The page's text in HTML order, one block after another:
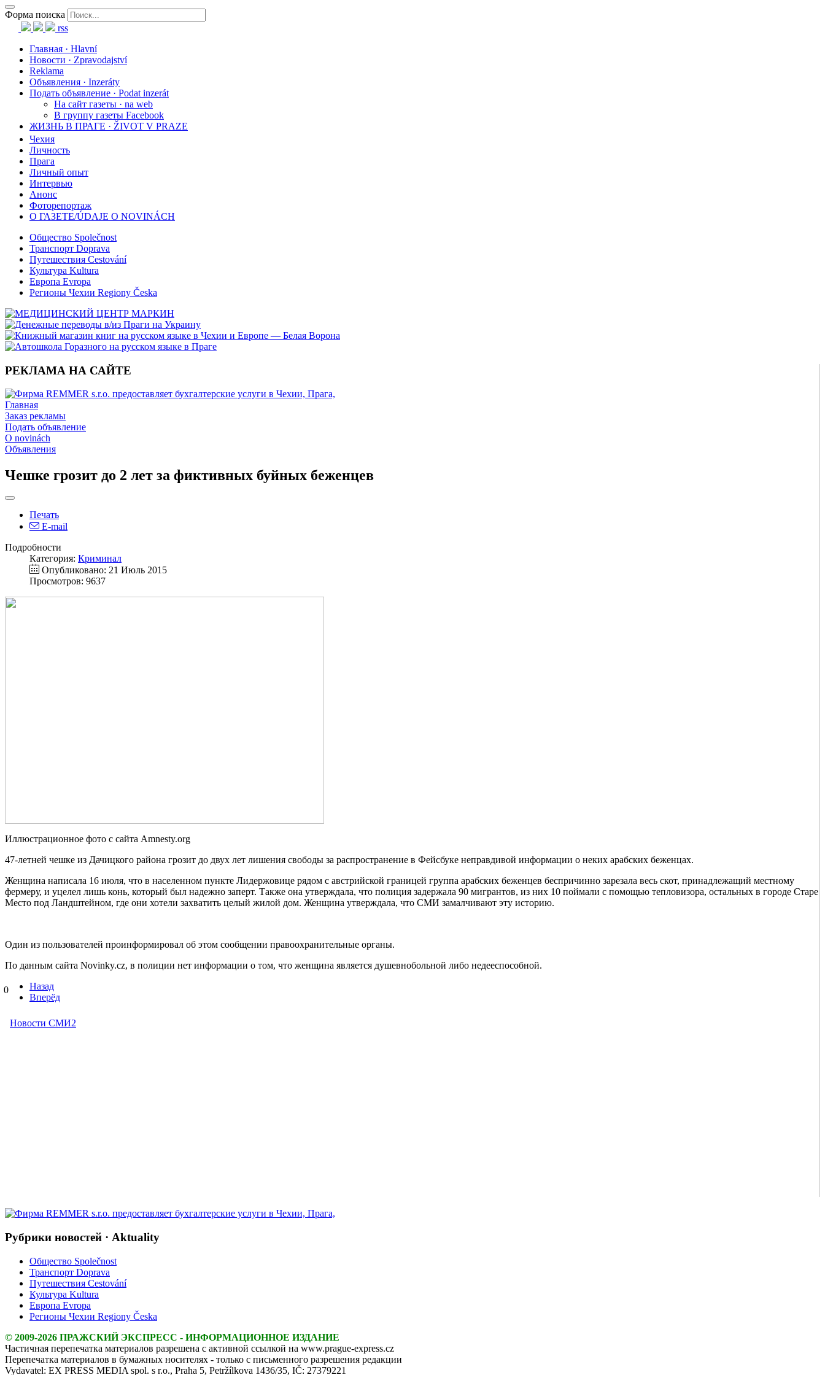
Форма поиска
rss
Главная · Hlavní
Новости · Zpravodajství
Reklama
Объявления · Inzeráty
Подать объявление · Podat inzerát
На сайт газеты · na web
В группу газеты Facebook
ЖИЗНЬ В ПРАГЕ · ŽIVOT V PRAZE
Чехия
Личность
Прага
Личный опыт
Интервью
Анонс
Фоторепортаж
О ГАЗЕТЕ/ÚDAJE O NOVINÁCH
Общество Společnost
Транспорт Doprava
Путешествия Cestování
Культура Kultura
Европа Evropa
Регионы Чехии Regiony Česka
РЕКЛАМА НА САЙТЕ
Главная
Заказ рекламы
Подать объявление
O novinách
Объявления
Чешке грозит до 2 лет за фиктивных буйных беженцев
Печать
E-mail
Подробности
Категория: Криминал
Опубликовано: 21 Июль 2015
Просмотров: 9637
Иллюстрационное фото с сайта Amnesty.org
47-летней чешке из Дачицкого района грозит до двух лет лишения свободы за распространение в Фейсбуке неправдивой информации о неких арабских беженцах.
Женщина написала 16 июля, что в населенном пункте Лидержовице рядом с австрийской границей группа арабских беженцев беспричинно зарезала весь скот, принадлежащий местному
фермеру, и уцелел лишь конь, который был надежно заперт. Также она утверждала, что полиция задержала 90 мигрантов, из них 10 поймали с помощью тепловизора, остальных в городе Старе
Место под Ландштейном, где они хотели захватить целый жилой дом. Женщина утверждала, что СМИ замалчивают эту историю.
Один из пользователей проинформировал об этом сообщении правоохранительные органы.
По данным сайта Novinky.cz, в полиции нет информации о том, что женщина является душевнобольной либо недееспособной.
0
Назад
Вперёд
Рубрики новостей · Aktuality
Общество Společnost
Транспорт Doprava
Путешествия Cestování
Культура Kultura
Европа Evropa
Регионы Чехии Regiony Česka
© 2009-2026 ПРАЖСКИЙ ЭКСПРЕСС - ИНФОРМАЦИОННОЕ ИЗДАНИЕ
Частичная перепечатка материалов разрешена с активной ссылкой на www.prague-express.cz
Перепечатка материалов в бумажных носителях - только с письменного разрешения редакции
Vydavatel: EX PRESS MEDIA spol. s r.o., Praha 5, Petržílkova 1436/35, IČ: 27379221